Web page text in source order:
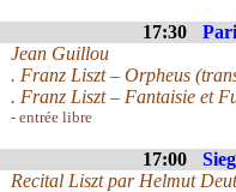
17:30
Jean Guillou
. Franz Liszt – Orpheus
. Franz Liszt – Fantaisie et
- entrée libre
17:00
Recital Liszt par Helmut